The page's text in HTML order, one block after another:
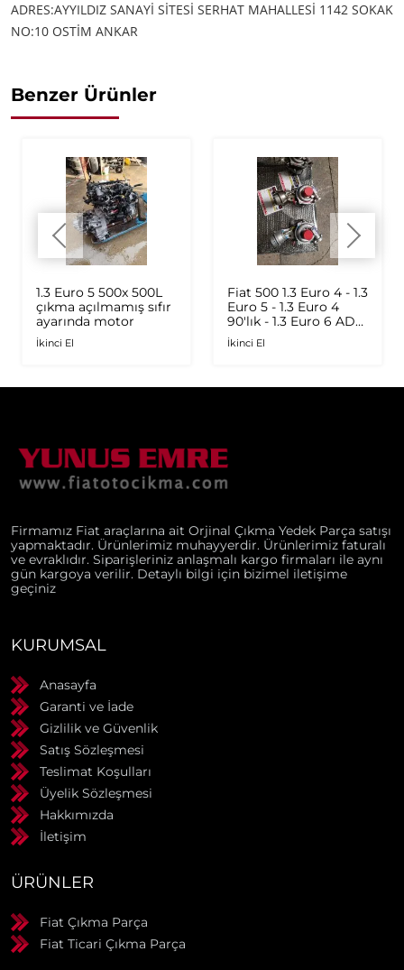
ADRES:AYYILDIZ SANAYİ SİTESİ SERHAT MAHALLESİ 1142 SOKAK
NO:10 OSTİM ANKAR
Benzer Ürünler
1.3 Euro 5 500x 500L
çıkma açılmamış sıfır
ayarında motor
İkinci El
Fiat 500 1.3 Euro 4 - 1.3
Euro 5 - 1.3 Euro 4
90'lık - 1.3 Euro 6 AD
Plus 1.6 Multijet - 1.9
JTD Orijinal Turbo
İkinci El
Firmamız Fiat araçlarına ait Orjinal Çıkma Yedek Parça satışı
yapmaktadır. Ürünlerimiz muhayyerdir. Ürünlerimiz faturalı
ve evraklıdır. Siparişleriniz anlaşmalı kargo firmaları ile aynı
gün kargoya verilir. Detaylı bilgi için bizimel iletişime
geçiniz
KURUMSAL
Anasayfa
Garanti ve İade
Gizlilik ve Güvenlik
Satış Sözleşmesi
Teslimat Koşulları
Üyelik Sözleşmesi
Hakkımızda
İletişim
ÜRÜNLER
Fiat Çıkma Parça
Fiat Ticari Çıkma Parça